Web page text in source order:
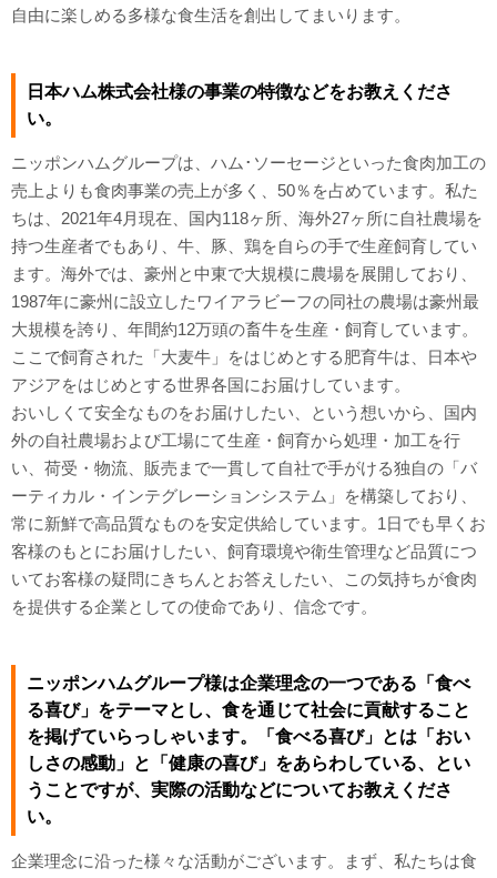
自由に楽しめる多様な食生活を創出してまいります。
日本ハム株式会社様の事業の特徴などをお教えくださ
い。
ニッポンハムグループは、ハム･ソーセージといった食肉加工の
売上よりも食肉事業の売上が多く、50％を占めています。私た
ちは、2021年4月現在、国内118ヶ所、海外27ヶ所に自社農場を
持つ生産者でもあり、牛、豚、鶏を自らの手で生産飼育してい
ます。海外では、豪州と中東で大規模に農場を展開しており、
1987年に豪州に設立したワイアラビーフの同社の農場は豪州最
大規模を誇り、年間約12万頭の畜牛を生産・飼育しています。
ここで飼育された「大麦牛」をはじめとする肥育牛は、日本や
アジアをはじめとする世界各国にお届けしています。
おいしくて安全なものをお届けしたい、という想いから、国内
外の自社農場および工場にて生産・飼育から処理・加工を行
い、荷受・物流、販売まで一貫して自社で手がける独自の「バ
ーティカル・インテグレーションシステム」を構築しており、
常に新鮮で高品質なものを安定供給しています。1日でも早くお
客様のもとにお届けしたい、飼育環境や衛生管理など品質につ
いてお客様の疑問にきちんとお答えしたい、この気持ちが食肉
を提供する企業としての使命であり、信念です。
ニッポンハムグループ様は企業理念の一つである「食べ
る喜び」をテーマとし、食を通じて社会に貢献すること
を掲げていらっしゃいます。「食べる喜び」とは「おい
しさの感動」と「健康の喜び」をあらわしている、とい
うことですが、実際の活動などについてお教えくださ
い。
企業理念に沿った様々な活動がございます。まず、私たちは食